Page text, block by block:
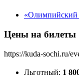
«Олимпийский
Цены на билеты
https://kuda-sochi.ru/
Льготный: 1